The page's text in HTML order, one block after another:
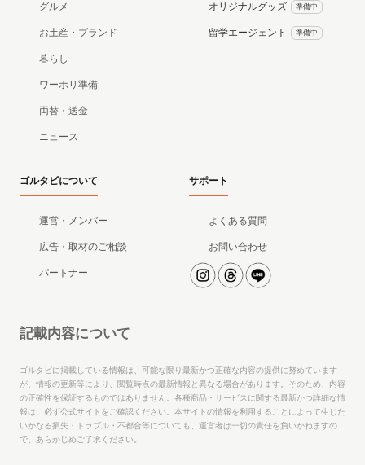
グルメ
お土産・ブランド
暮らし
ワーホリ準備
両替・送金
ニュース
オリジナルグッズ 準備中
留学エージェント 準備中
ゴルタビについて
運営・メンバー
広告・取材のご相談
パートナー
サポート
よくある質問
お問い合わせ
記載内容について
ゴルタビに掲載している情報は、可能な限り最新かつ正確な内容の提供に努めています
が、情報の更新等により、閲覧時点の最新情報と異なる場合があります。そのため、内容
の正確性を保証するものではありません。各種商品・サービスに関する最新かつ詳細な情
報は、必ず公式サイトをご確認ください。本サイトの情報を利用することによって生じた
いかなる損失・トラブル・不都合等についても、運営者は一切の責任を負いかねますの
で、あらかじめご了承ください。